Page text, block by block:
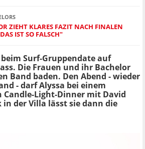
ZIEHT KLARES FAZIT NACH FINALEN
IST SO FALSCH"
Surf-Gruppendate auf
Die Frauen und ihr Bachelor
Band baden. Den Abend - wieder
- darf Alyssa bei einem
Light-Dinner mit David
der Villa lässt sie dann die